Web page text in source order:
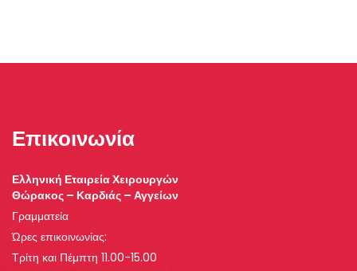
Επικοινωνία
Ελληνική Εταιρεία Χειρουργών
Θώρακος – Καρδιάς – Αγγείων
Γραμματεία
Ώρες επικοινωνίας:
Τρίτη και Πέμπτη 11.00-15.00